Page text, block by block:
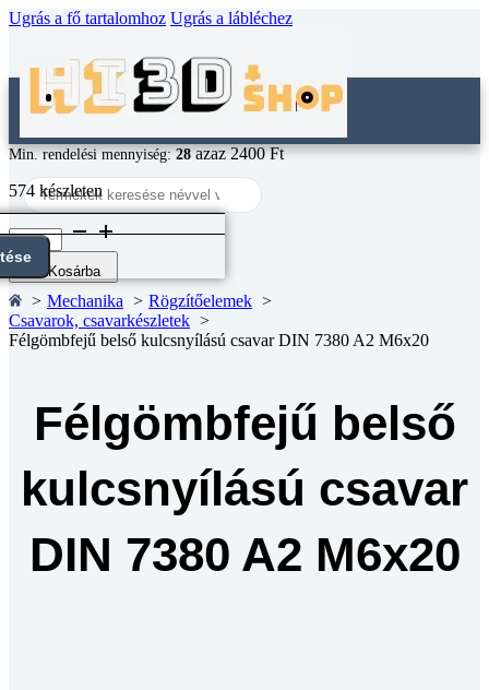
Ugrás a fő tartalomhoz Ugrás a lábléchez
Search
...
Min. rendelési mennyiség:28azaz 2400 Ft
574 készleten
Félgömbfejű
belső
kulcsnyílású
csavar
DIN
7380
A2
Kosárba
Mechanika
Rögzítőelemek
Csavarok, csavarkészletek
Félgömbfejű belső kulcsnyílású csavar DIN 7380 A2 M6x20
Félgömbfejű belső
kulcsnyílású csavar
DIN 7380 A2 M6x20